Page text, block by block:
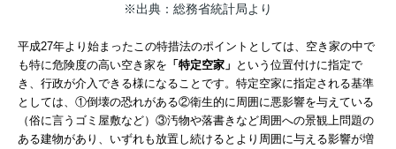
※出典：総務省統計局より
平成27年より始まったこの特措法のポイントとしては、空き家の中で
も特に危険度の高い空き家を 「特定空家」 という位置付けに指定で
き、行政が介入できる様になることです。特定空家に指定される基準
としては、①倒壊の恐れがある②衛生的に周囲に悪影響を与えている
（俗に言うゴミ屋敷など）③汚物や落書きなど周囲への景観上問題の
ある建物があり、いずれも放置し続けるとより周囲に与える影響が増